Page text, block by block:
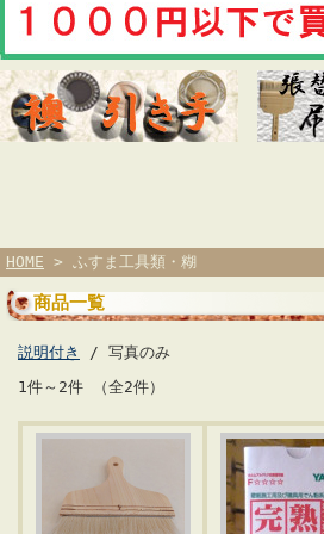
HOME > ふすま工具類・糊
商品一覧
説明付き
/ 写真のみ
1件～2件 （全2件）